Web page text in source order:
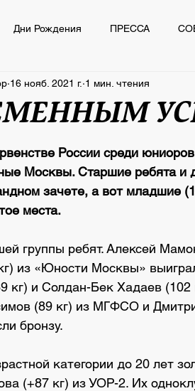
Дни Рождения ПРЕССА
ПРЕССА СОБЫТИЯ
16 нояб. 2021 г. 1 мин. чтения
из 5 звезд.
России среди
Москвы. Старшие ребята и
зачете, а вот младшие
места.
группы ребят. Алексей
из «Юности Москвы»
кг) и Солдан-Бек Хадаев
(89 кг) из МГФСО и
бронзу.
категории до 20 лет
(+87 кг) из УОР-2. Их